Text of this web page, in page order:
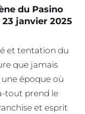
du Pasino
janvier 2025
et tentation du
que jamais
époque où
tout prend le
et esprit